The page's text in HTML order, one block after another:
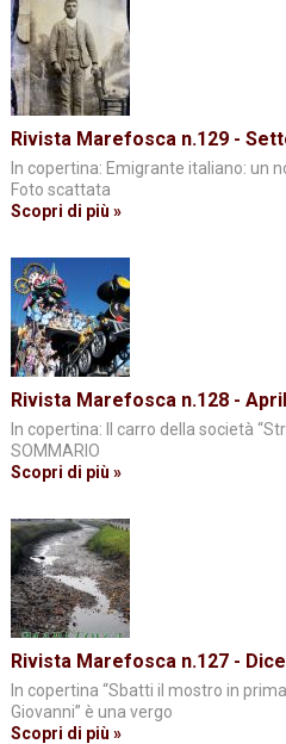
Rivista Marefosca n.129 -
In copertina: Emigrante italiano: un
Foto scattata
Scopri di più »
Rivista Marefosca n.128 -
In copertina: Il carro della società
SOMMARIO
Scopri di più »
Rivista Marefosca n.127 -
In copertina “Sbatti il mostro in
Giovanni” è una vergo
Scopri di più »